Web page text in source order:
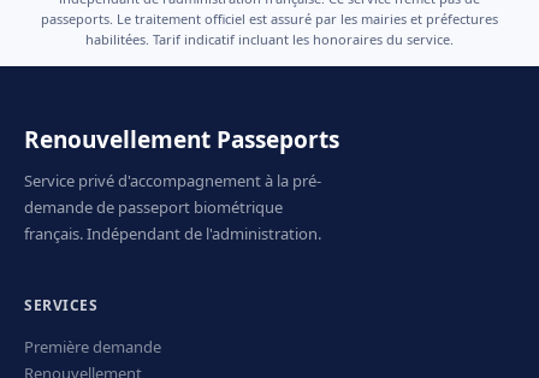
passeports. Le traitement officiel est assuré par les mairies et préfectures
habilitées. Tarif indicatif incluant les honoraires du service.
Renouvellement Passeports
Service privé d'accompagnement à la pré-
demande de passeport biométrique
français. Indépendant de l'administration.
SERVICES
Première demande
Renouvellement